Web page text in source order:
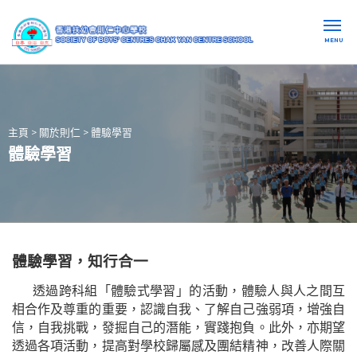
MENU
主頁 > 關於則仁 > 體驗學習
體驗學習
體驗學習，知行合一
透過跨科組「體驗式學習」的活動，體驗人與人之間互
相合作及尊重的重要，認識自我、了解自己強弱項，增強自
信，自我挑戰，發掘自己的潛能，實踐抱負。此外，亦期望
透過各項活動，提高對學校歸屬感及團結精神，改善人際關